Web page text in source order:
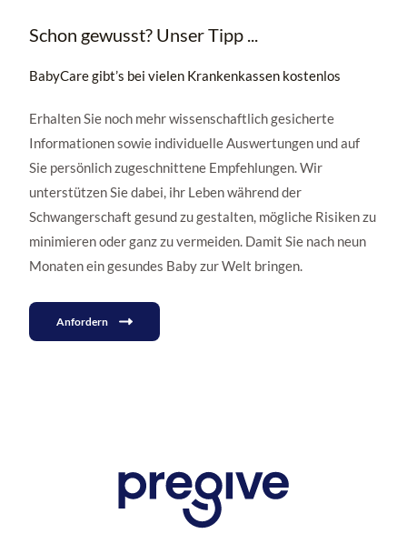
Schon gewusst? Unser Tipp ...
BabyCare gibt’s bei vielen Krankenkassen kostenlos
Erhalten Sie noch mehr wissenschaftlich gesicherte
Informationen sowie individuelle Auswertungen und auf
Sie persönlich zugeschnittene Empfehlungen. Wir
unterstützen Sie dabei, ihr Leben während der
Schwangerschaft gesund zu gestalten, mögliche Risiken zu
minimieren oder ganz zu vermeiden. Damit Sie nach neun
Monaten ein gesundes Baby zur Welt bringen.
Anfordern